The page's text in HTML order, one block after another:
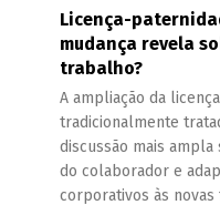
Licença-
mudança revela
trabalho?
A ampliação da
tradicionalmente
discussão mais
do colaborador e
corporativos às